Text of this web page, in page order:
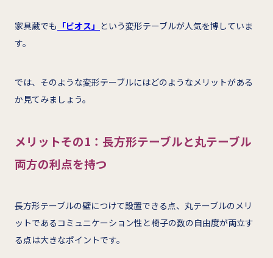
家具蔵でも 「ビオス」 という変形テーブルが人気を博していま
す。
では、そのような変形テーブルにはどのようなメリットがある
か見てみましょう。
メリットその1：長方形テーブルと丸テーブル
両方の利点を持つ
長方形テーブルの壁につけて設置できる点、丸テーブルのメリ
ットであるコミュニケーション性と椅子の数の自由度が両立す
る点は大きなポイントです。